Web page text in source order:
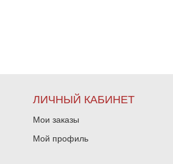
ЛИЧНЫЙ КАБИНЕТ
Мои заказы
Мой профиль